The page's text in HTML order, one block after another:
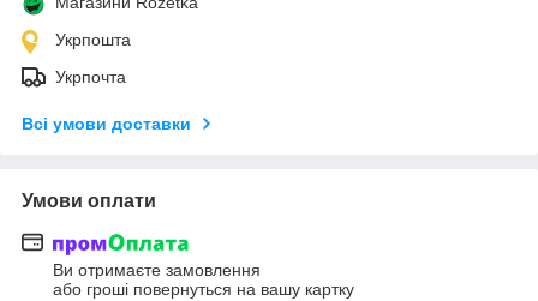
Укрпошта
Укрпочта
Всі умови доставки
Умови оплати
Ви отримаєте замовлення
або гроші повернуться на вашу картку